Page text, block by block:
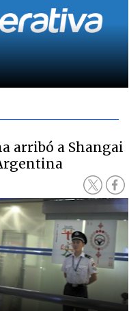
arribó a Shangai